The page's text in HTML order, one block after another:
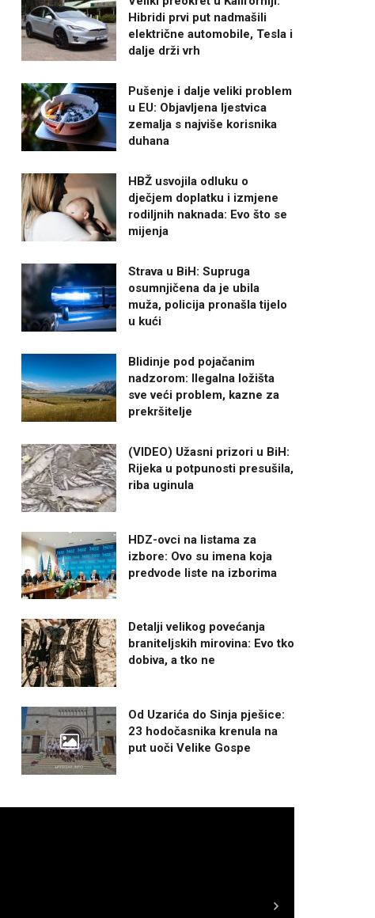
Hibridi prvi put nadmašili
električne automobile, Tesla i
dalje drži vrh
Pušenje i dalje veliki problem
u EU: Objavljena ljestvica
zemalja s najviše korisnika
duhana
HBŽ usvojila odluku o
dječjem doplatku i izmjene
rodiljnih naknada: Evo što se
mijenja
Strava u BiH: Supruga
osumnjičena da je ubila
muža, policija pronašla tijelo
u kući
Blidinje pod pojačanim
nadzorom: Ilegalna ložišta
sve veći problem, kazne za
prekršitelje
(VIDEO) Užasni prizori u BiH:
Rijeka u potpunosti presušila,
riba uginula
HDZ-ovci na listama za
izbore: Ovo su imena koja
predvode liste na izborima
Detalji velikog povećanja
braniteljskih mirovina: Evo tko
dobiva, a tko ne
Od Uzarića do Sinja pješice:
23 hodočasnika krenula na
put uoči Velike Gospe